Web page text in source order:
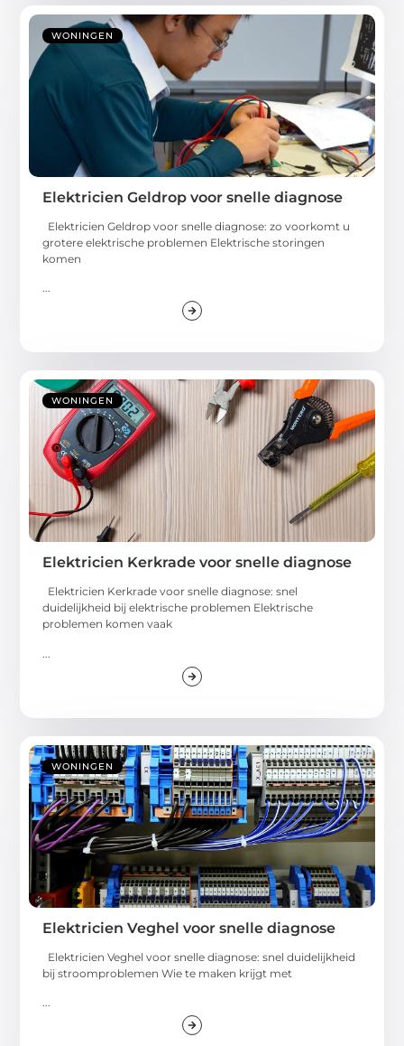
WONINGEN
Elektricien Geldrop voor snelle diagnose
Elektricien Geldrop voor snelle diagnose: zo voorkomt u
grotere elektrische problemen Elektrische storingen
komen
...
WONINGEN
Elektricien Kerkrade voor snelle diagnose
Elektricien Kerkrade voor snelle diagnose: snel
duidelijkheid bij elektrische problemen Elektrische
problemen komen vaak
WONINGEN
Elektricien Veghel voor snelle diagnose
Elektricien Veghel voor snelle diagnose: snel duidelijkheid
bij stroomproblemen Wie te maken krijgt met
...